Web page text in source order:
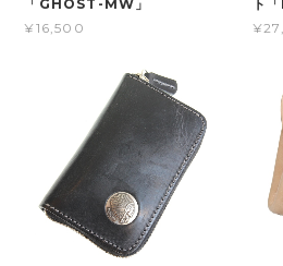
「GHOST-MW」
¥16,500
ト